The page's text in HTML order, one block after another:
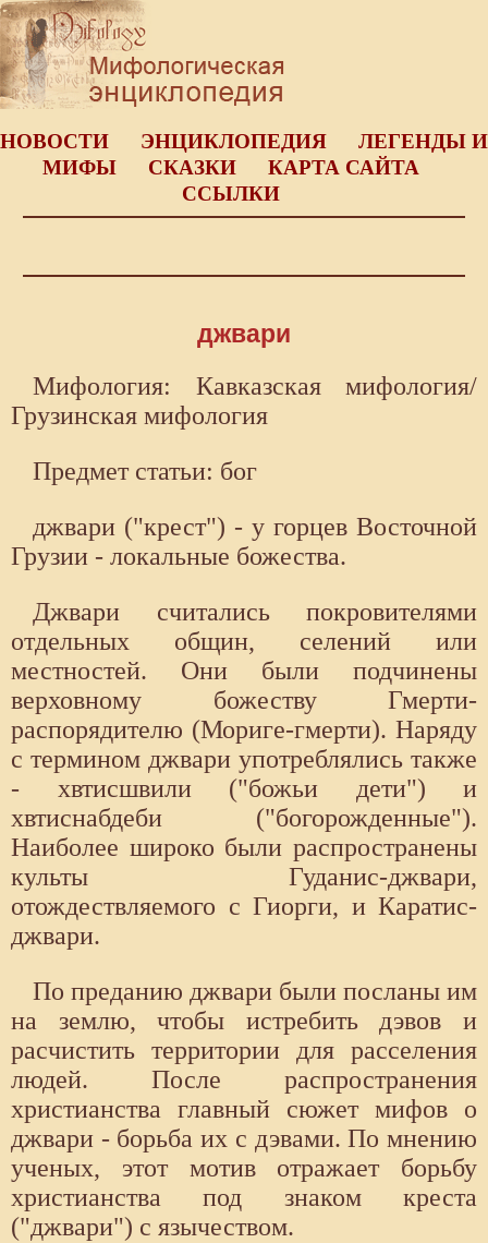
НОВОСТИ ЭНЦИКЛОПЕДИЯ
ЛЕГЕНДЫ И
МИФЫ
СКАЗКИ
КАРТА САЙТА
ССЫЛКИ
джвари
Мифология: Кавказская мифология/
Грузинская мифология
Предмет статьи: бог
джвари ("крест") - у горцев Восточной
Грузии - локальные божества.
Джвари считались покровителями
отдельных общин, селений или
местностей. Они были подчинены
верховному божеству Гмерти-
распорядителю (Мориге-гмерти). Наряду
с термином джвари употреблялись также
- хвтисшвили ("божьи дети") и
хвтиснабдеби ("богорожденные").
Наиболее широко были распространены
культы Гуданис-джвари,
отождествляемого с Гиорги, и Каратис-
джвари.
По преданию джвари были посланы им
на землю, чтобы истребить дэвов и
расчистить территории для расселения
людей. После распространения
христианства главный сюжет мифов о
джвари - борьба их с дэвами. По мнению
ученых, этот мотив отражает борьбу
христианства под знаком креста
("джвари") с язычеством.